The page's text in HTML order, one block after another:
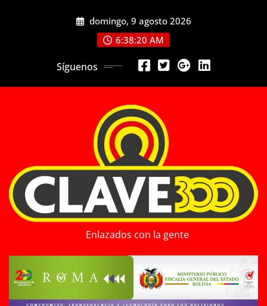
domingo, 9 agosto 2026
6:38:22 AM
Síguenos
Enlazados con la gente